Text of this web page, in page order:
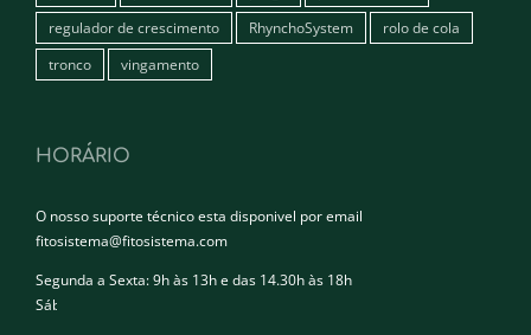
regulador de crescimento
RhynchoSystem
rolo de cola
tronco
vingamento
HORÁRIO
O nosso suporte técnico esta disponivel por email
fitosistema@fitosistema.com
Segunda a Sexta: 9h às 13h e das 14.30h às 18h
Sábado e Domingo: Encerrado